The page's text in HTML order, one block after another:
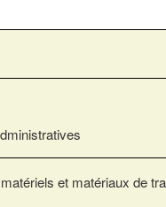
et matériaux de